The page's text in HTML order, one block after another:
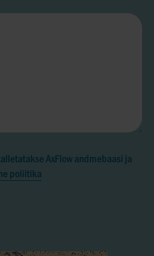
AxFlow andmebaasi ja
poliitika